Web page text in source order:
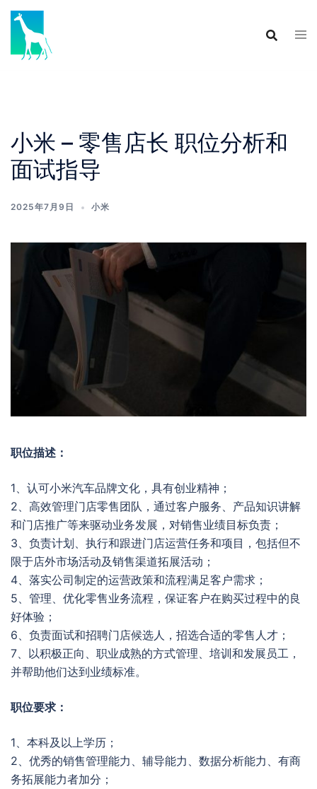
Skip
content
小米 – 零售店长 职位分析和
面试指导
2025年7月9日 小米
职位描述：
1、认可小米汽车品牌文化，具有创业精神；
2、高效管理门店零售团队，通过客户服务、产品知识讲解
和门店推广等来驱动业务发展，对销售业绩目标负责；
3、负责计划、执行和跟进门店运营任务和项目，包括但不
限于店外市场活动及销售渠道拓展活动；
4、落实公司制定的运营政策和流程满足客户需求；
5、管理、优化零售业务流程，保证客户在购买过程中的良
好体验；
6、负责面试和招聘门店候选人，招选合适的零售人才；
7、以积极正向、职业成熟的方式管理、培训和发展员工，
并帮助他们达到业绩标准。
职位要求：
1、本科及以上学历；
2、优秀的销售管理能力、辅导能力、数据分析能力、有商
务拓展能力者加分；